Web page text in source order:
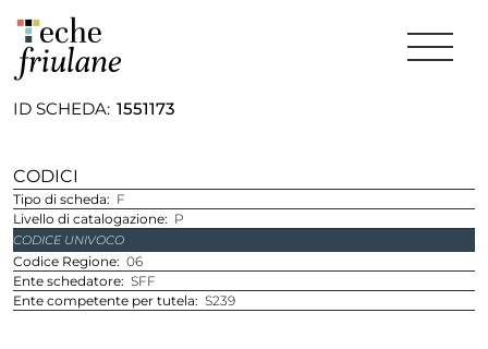
CODICI
ID SCHEDA 1551173
Tipo di scheda
F
Livello di catalogazione
P
CODICE UNIVOCO
Codice Regione 06
Ente schedatore SFF
Ente competente per tutela
S239